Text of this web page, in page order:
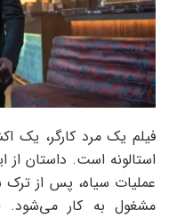
فیلم یک مرد کارگر، یک
استالونه است. داستان از
عملیات سیاه، پس از ترک
مشغول به کار می‌شود.